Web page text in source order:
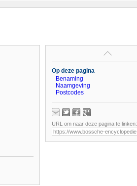
Op deze pagina
Benaming
Naamgeving
Postcodes
URL om naar deze pagina te linken: